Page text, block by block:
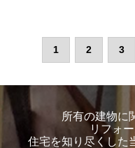
1 2 3
所有の建物に
リフォ
住宅を知り尽くした